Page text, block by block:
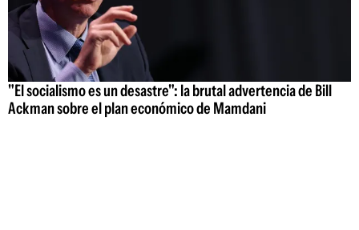
"El socialismo es un desastre": la brutal advertencia de Bill
Ackman sobre el plan económico de Mamdani